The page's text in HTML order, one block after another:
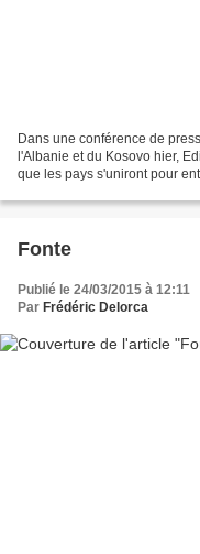
Dans une conférence de
l'Albanie et du Kosovo hier,
que les pays s'uniront pour
Fonte
Publié le 24/03/2015 à 12:11
Par Frédéric Delorca